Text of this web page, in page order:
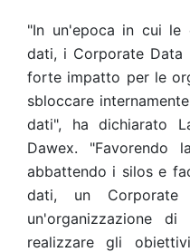
"In un'epoca in cui le
dati, i Corporate Data
forte impatto per le
sbloccare
dati", ha dichiarato
Dawex. "Favorendo
abbattendo i silos e
dati, un
un'organizzazione di
realizzare gli